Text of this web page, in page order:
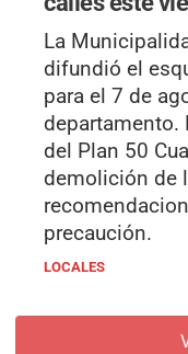
La
difundió el
para el 7 de
departamento.
del Plan 50
demolición de
precaución.
LOCALES